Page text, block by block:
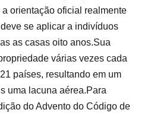
orientação oficial realmente
se aplicar a indivíduos
as casas oito anos.Sua
várias vezes cada
países, resultando em um
uma lacuna aérea.Para
do Advento do Código de